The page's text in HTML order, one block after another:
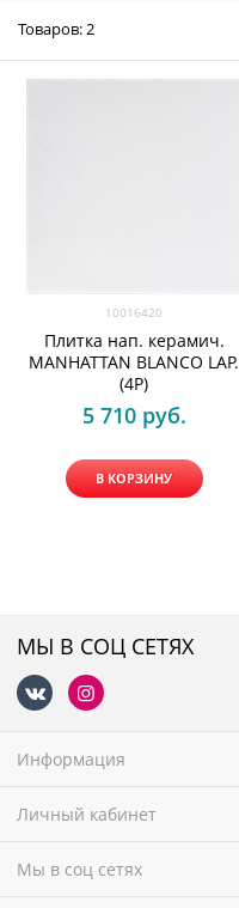
Товаров: 2
10016420
Плитка нап. керамич.
MANHATTAN BLANCO LAP.
(4P)
5 710 руб.
В КОРЗИНУ
МЫ В СОЦ СЕТЯХ
Информация
Личный кабинет
Мы в соц сетях